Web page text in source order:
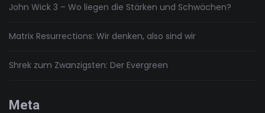
John Wick 3 – Wo liegen die Stärken und Schwächen?
Matrix Resurrections: Wir denken, also sind wir
Shrek zum Zwanzigsten: Der Evergreen
Meta